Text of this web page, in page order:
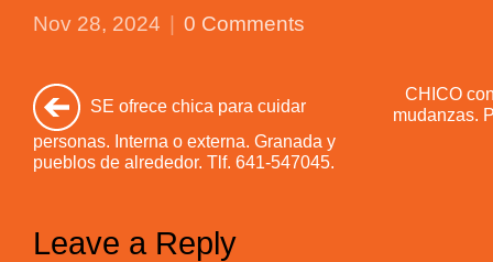
Nov 28, 2024 0 Comments
SE ofrece chica para cuidar
personas. Interna o externa. Granada y
pueblos de alrededor. Tlf. 641-547045.
CHICO
mudanzas.
Leave a Reply